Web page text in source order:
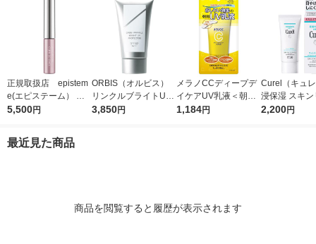
正規取扱店 epistem
e(エピステーム） パ
ワライズラッシュセラ
5,500円
ORBIS（オルビス）
リンクルブライトUV
プロテクター N 50g
3,850円
メラノCCディープデ
イケアUV乳液＜朝用
日焼け止め乳液＞50g
1,184円
Curel（キュ
浸保湿 スキン
ＵＶセラム
2,200円
最近見た商品
商品を閲覧すると履歴が表示されます